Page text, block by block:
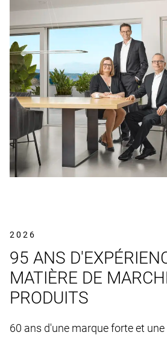
2026
95 ANS
MATIÈRE DE
PRODUITS
60 ans d'une marque forte et